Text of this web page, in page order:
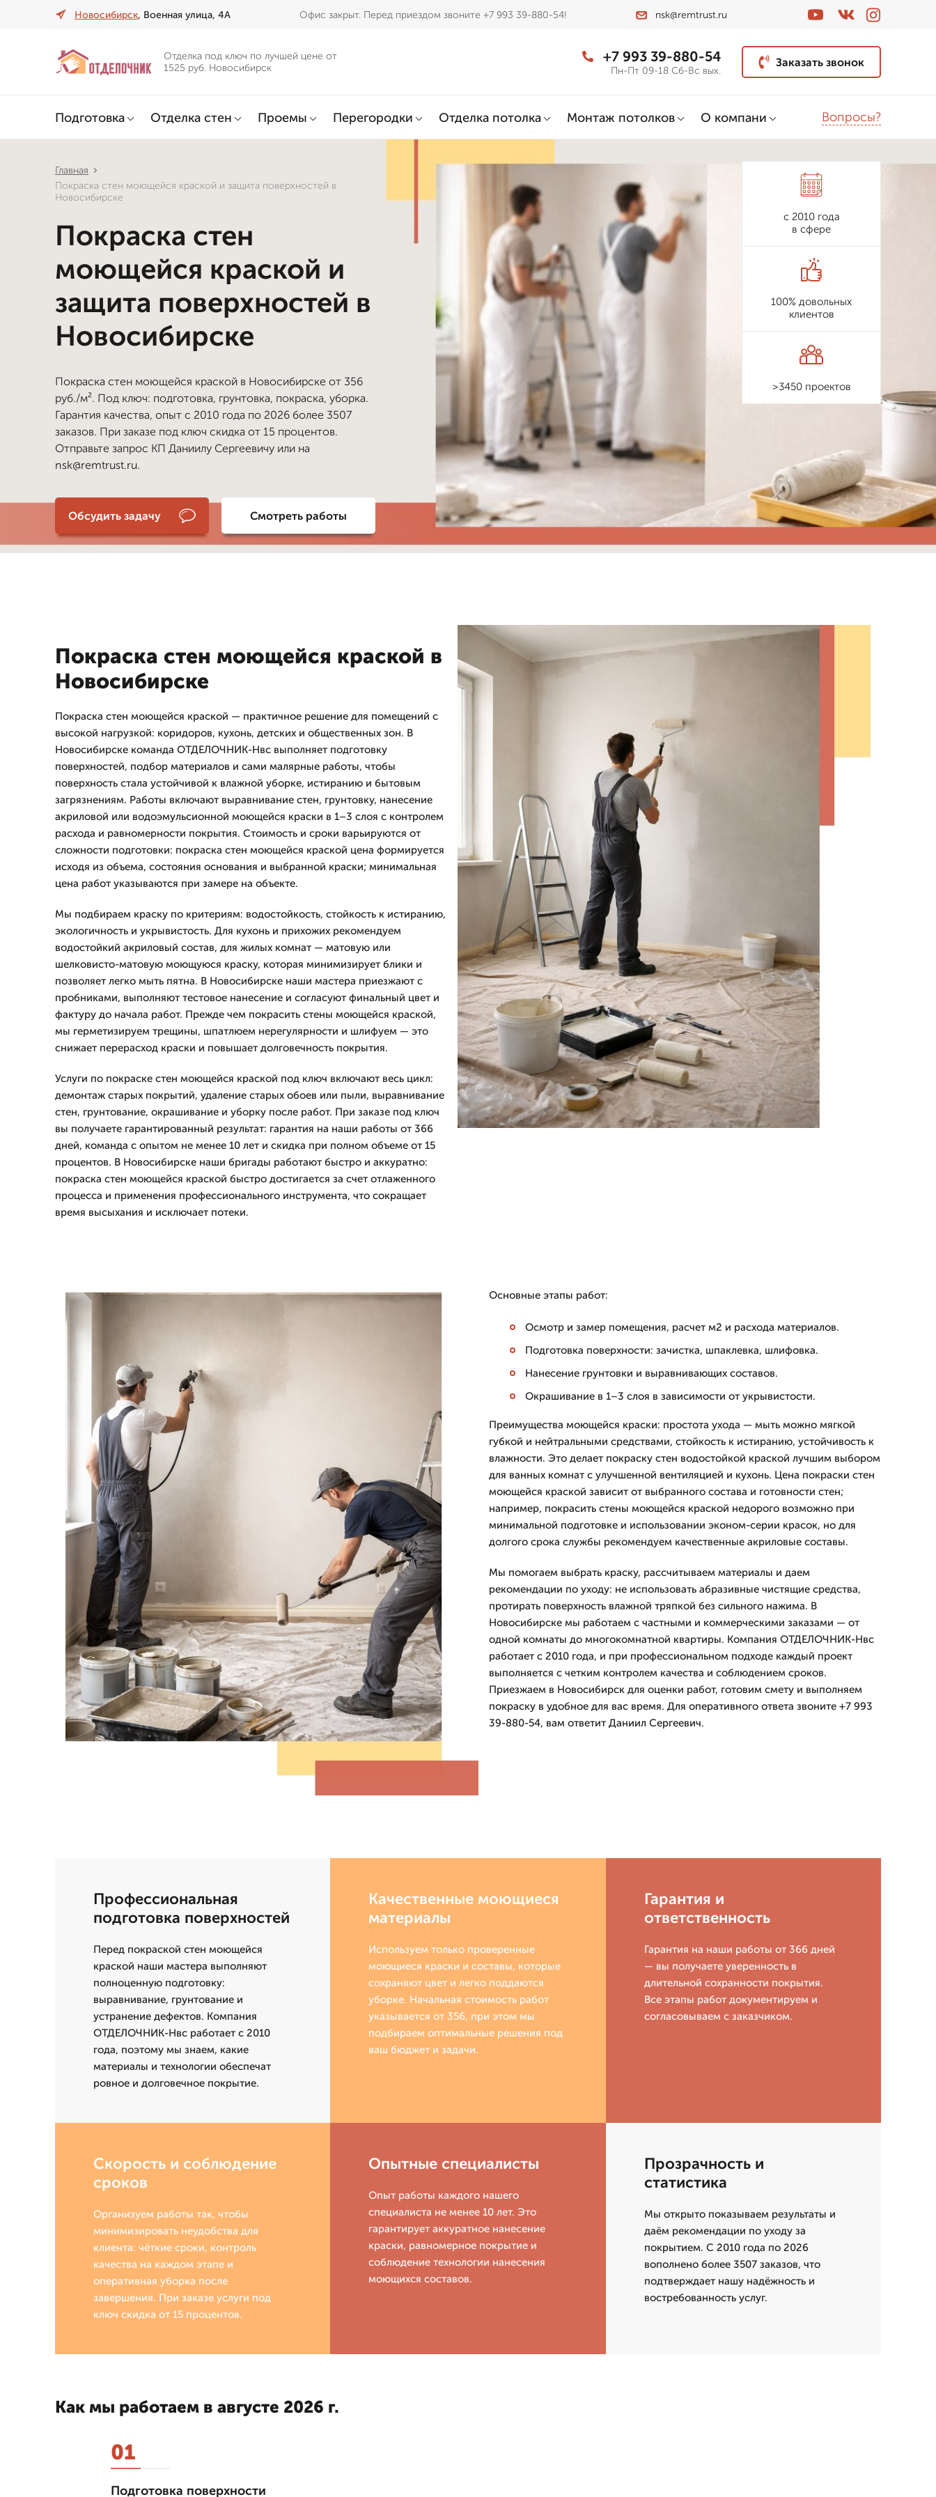
Новосибирск, Военная улица, 4А Офис закрыт. Перед приездом звоните +7 993 39-880-54! nsk@remtrust.ru
Отделка под ключ по лучшей цене от
1525 руб. Новосибирск
+7 993 39-880-54
Пн-Пт 09-18 Сб-Вс вых.
Заказать звонок
Подготовка Отделка стен Проемы Перегородки Отделка потолка Монтаж потолков О компани Вопросы?
Главная
Покраска стен моющейся краской и защита поверхностей в
Новосибирске
Покраска стен
моющейся краской и
защита поверхностей в
Новосибирске
Покраска стен моющейся краской в Новосибирске от 356
руб./м². Под ключ: подготовка, грунтовка, покраска, уборка.
Гарантия качества, опыт с 2010 года по 2026 более 3507
заказов. При заказе под ключ скидка от 15 процентов.
Отправьте запрос КП Даниилу Сергеевичу или на
nsk@remtrust.ru.
Обсудить задачу Смотреть работы
с 2010 года
в сфере
100% довольных
клиентов
>3450 проектов
Покраска стен моющейся краской в
Новосибирске
Покраска стен моющейся краской — практичное решение для помещений с
высокой нагрузкой: коридоров, кухонь, детских и общественных зон. В
Новосибирске команда ОТДЕЛОЧНИК-Нвс выполняет подготовку
поверхностей, подбoр материалов и сами малярные работы, чтобы
поверхность стала устойчивой к влажной уборке, истиранию и бытовым
загрязнениям. Работы включают выравнивание стен, грунтовку, нанесение
акриловой или водоэмульсионной моющейся краски в 1–3 слоя с контролем
расхода и равномерности покрытия. Стоимость и сроки варьируются от
сложности подготовки: покраска стен моющейся краской цена формируется
исходя из объема, состояния основания и выбранной краски; минимальная
цена работ указываются при замере на объекте.
Мы подбираем краску по критериям: водостойкость, стойкость к истиранию,
экологичность и укрывистость. Для кухонь и прихожих рекомендуем
водостойкий акриловый состав, для жилых комнат — матовую или
шелковисто-матовую моющуюся краску, которая минимизирует блики и
позволяет легко мыть пятна. В Новосибирске наши мастера приезжают с
пробниками, выполняют тестовое нанесение и согласуют финальный цвет и
фактуру до начала работ. Прежде чем покрасить стены моющейся краской,
мы герметизируем трещины, шпатлюем нерегулярности и шлифуем — это
снижает перерасход краски и повышает долговечность покрытия.
Услуги по покраске стен моющейся краской под ключ включают весь цикл:
демонтаж старых покрытий, удаление старых обоев или пыли, выравнивание
стен, грунтование, окрашивание и уборку после работ. При заказе под ключ
вы получаете гарантированный результат: гарантия на наши работы от 366
дней, команда с опытом не менее 10 лет и скидка при полном объеме от 15
процентов. В Новосибирске наши бригады работают быстро и аккуратно:
покраска стен моющейся краской быстро достигается за счет отлаженного
процесса и применения профессионального инструмента, что сокращает
время высыхания и исключает потеки.
Основные этапы работ:
Осмотр и замер помещения, расчет м2 и расхода материалов.
Подготовка поверхности: зачистка, шпаклевка, шлифовка.
Нанесение грунтовки и выравнивающих составов.
Окрашивание в 1–3 слоя в зависимости от укрывистости.
Преимущества моющейся краски: простота ухода — мыть можно мягкой
губкой и нейтральными средствами, стойкость к истиранию, устойчивость к
влажности. Это делает покраску стен водостойкой краской лучшим выбором
для ванных комнат с улучшенной вентиляцией и кухонь. Цена покраски стен
моющейся краской зависит от выбранного состава и готовности стен;
например, покрасить стены моющейся краской недорого возможно при
минимальной подготовке и использовании эконом-серии красок, но для
долгого срока службы рекомендуем качественные акриловые составы.
Мы помогаем выбрать краску, рассчитываем материалы и даем
рекомендации по уходу: не использовать абразивные чистящие средства,
протирать поверхность влажной тряпкой без сильного нажима. В
Новосибирске мы работаем с частными и коммерческими заказами — от
одной комнаты до многокомнатной квартиры. Компания ОТДЕЛОЧНИК-Нвс
работает с 2010 года, и при профессиональном подходе каждый проект
выполняется с четким контролем качества и соблюдением сроков.
Приезжаем в Новосибирск для оценки работ, готовим смету и выполняем
покраску в удобное для вас время. Для оперативного ответа звоните +7 993
39-880-54, вам ответит Даниил Сергеевич.
Профессиональная
подготовка поверхностей
Перед покраской стен моющейся
краской наши мастера выполняют
полноценную подготовку:
выравнивание, грунтование и
устранение дефектов. Компания
ОТДЕЛОЧНИК-Нвс работает с 2010
года, поэтому мы знаем, какие
материалы и технологии обеспечат
ровное и долговечное покрытие.
Качественные моющиеся
материалы
Используем только проверенные
моющиеся краски и составы, которые
сохраняют цвет и легко поддаются
уборке. Начальная стоимость работ
указывается от 356, при этом мы
подбираем оптимальные решения под
ваш бюджет и задачи.
Гарантия и
ответственность
Гарантия на наши работы от 366 дней
— вы получаете уверенность в
длительной сохранности покрытия.
Все этапы работ документируем и
согласовываем с заказчиком.
Скорость и соблюдение
сроков
Организуем работы так, чтобы
минимизировать неудобства для
клиента: чёткие сроки, контроль
качества на каждом этапе и
оперативная уборка после
завершения. При заказе услуги под
ключ скидка от 15 процентов.
Опытные специалисты
Опыт работы каждого нашего
специалиста не менее 10 лет. Это
гарантирует аккуратное нанесение
краски, равномерное покрытие и
соблюдение технологии нанесения
моющихся составов.
Прозрачность и
статистика
Мы открыто показываем результаты и
даём рекомендации по уходу за
покрытием. С 2010 года по 2026
вополнено более 3507 заказов, что
подтверждает нашу надёжность и
востребованность услуг.
Как мы работаем в августе 2026 г.
01
Подготовка поверхности